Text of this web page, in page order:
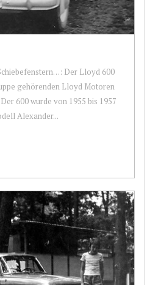
Der Lloyd 600
gehörenden Lloyd Motoren
600 wurde von 1955 bis 1957
Alexander...